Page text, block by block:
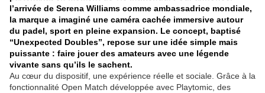
l’arrivée de Serena Williams comme ambassadrice mondiale,
la marque a imaginé une caméra cachée immersive autour
du padel, sport en pleine expansion. Le concept, baptisé
“Unexpected Doubles”, repose sur une idée simple mais
puissante : faire jouer des amateurs avec une légende
vivante sans qu’ils le sachent.
Au cœur du dispositif, une expérience réelle et sociale. Grâce à la
fonctionnalité Open Match développée avec Playtomic, des